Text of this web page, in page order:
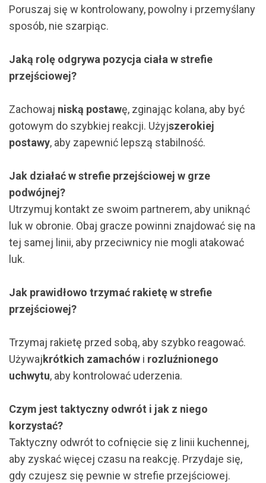
Poruszaj się w kontrolowany, powolny i przemyślany
sposób, nie szarpiąc.
Jaką rolę odgrywa pozycja ciała w strefie
przejściowej?
Zachowaj niską postawę, zginając kolana, aby być
gotowym do szybkiej reakcji. Użyjszerokiej
postawy, aby zapewnić lepszą stabilność.
Jak działać w strefie przejściowej w grze
podwójnej?
Utrzymuj kontakt ze swoim partnerem, aby uniknąć
luk w obronie. Obaj gracze powinni znajdować się na
tej samej linii, aby przeciwnicy nie mogli atakować
luk.
Jak prawidłowo trzymać rakietę w strefie
przejściowej?
Trzymaj rakietę przed sobą, aby szybko reagować.
Używajkrótkich zamachów i rozluźnionego
uchwytu, aby kontrolować uderzenia.
Czym jest taktyczny odwrót i jak z niego
korzystać?
Taktyczny odwrót to cofnięcie się z linii kuchennej,
aby zyskać więcej czasu na reakcję. Przydaje się,
gdy czujesz się pewnie w strefie przejściowej.